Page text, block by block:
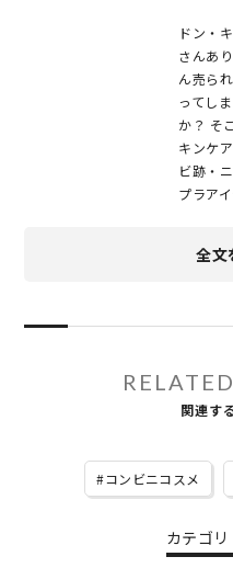
ドン・
さんあ
ん売ら
ってし
か？ そ
キンケ
ビ跡・
プラア
全文
関連す
コンビニコスメ
カテゴ